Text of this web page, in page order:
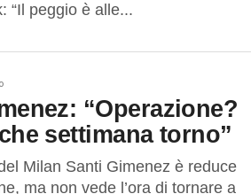
“Il peggio è alle...
“Operazione?
settimana torno”
Milan Santi Gimenez è reduce
ma non vede l’ora di tornare a